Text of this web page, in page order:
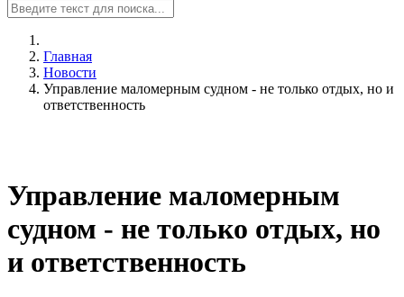
Главная
Новости
Управление маломерным судном - не только отдых, но и
ответственность
Управление маломерным
судном - не только отдых, но
и ответственность